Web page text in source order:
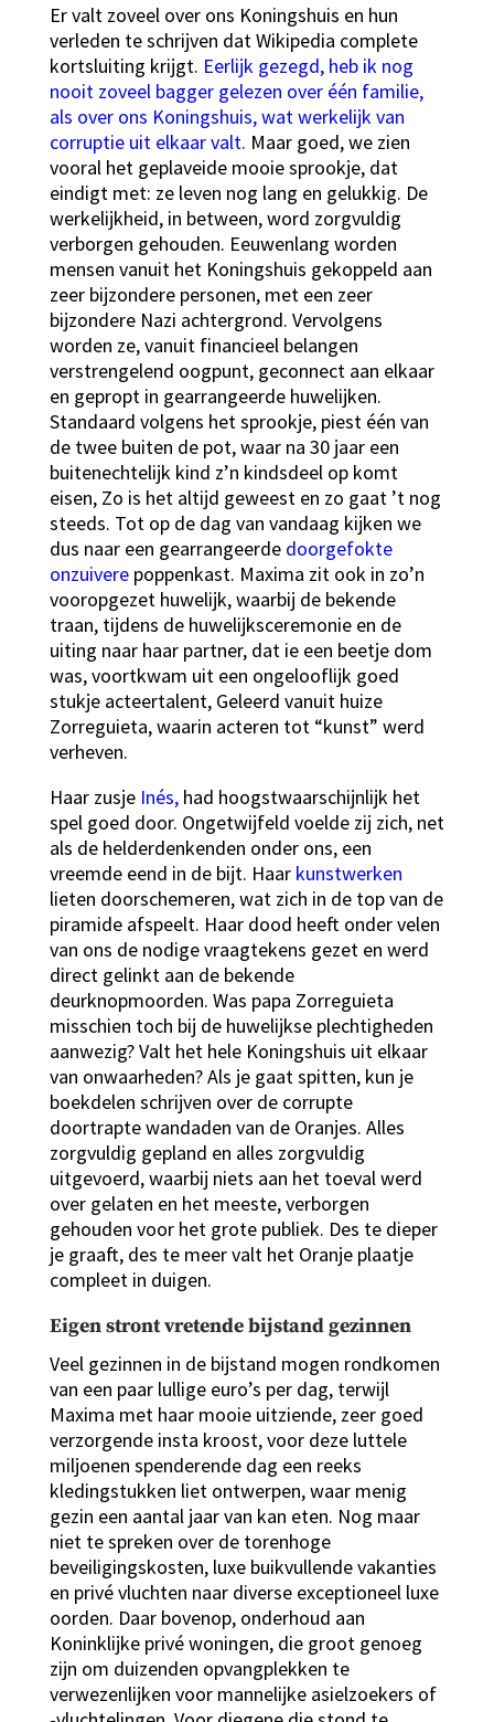
Er valt zoveel over ons Koningshuis en hun
verleden te schrijven dat Wikipedia complete
kortsluiting krijgt. Eerlijk gezegd, heb ik nog
nooit zoveel bagger gelezen over één familie,
als over ons Koningshuis, wat werkelijk van
corruptie uit elkaar valt. Maar goed, we zien
vooral het geplaveide mooie sprookje, dat
eindigt met: ze leven nog lang en gelukkig. De
werkelijkheid, in between, word zorgvuldig
verborgen gehouden. Eeuwenlang worden
mensen vanuit het Koningshuis gekoppeld aan
zeer bijzondere personen, met een zeer
bijzondere Nazi achtergrond. Vervolgens
worden ze, vanuit financieel belangen
verstrengelend oogpunt, geconnect aan elkaar
en gepropt in gearrangeerde huwelijken.
Standaard volgens het sprookje, piest één van
de twee buiten de pot, waar na 30 jaar een
buitenechtelijk kind z’n kindsdeel op komt
eisen, Zo is het altijd geweest en zo gaat ’t nog
steeds. Tot op de dag van vandaag kijken we
dus naar een gearrangeerde doorgefokte
onzuiverepoppenkast. Maxima zit ook in zo’n
vooropgezet huwelijk, waarbij de bekende
traan, tijdens de huwelijksceremonie en de
uiting naar haar partner, dat ie een beetje dom
was, voortkwam uit een ongelooflijk goed
stukje acteertalent, Geleerd vanuit huize
Zorreguieta, waarin acteren tot “kunst” werd
verheven.
Haar zusje Inés,had hoogstwaarschijnlijk het
spel goed door. Ongetwijfeld voelde zij zich, net
als de helderdenkenden onder ons, een
vreemde eend in de bijt. Haar kunstwerken
lieten doorschemeren, wat zich in de top van de
piramide afspeelt. Haar dood heeft onder velen
van ons de nodige vraagtekens gezet en werd
direct gelinkt aan de bekende
deurknopmoorden. Was papa Zorreguieta
misschien toch bij de huwelijkse plechtigheden
aanwezig? Valt het hele Koningshuis uit elkaar
van onwaarheden? Als je gaat spitten, kun je
boekdelen schrijven over de corrupte
doortrapte wandaden van de Oranjes. Alles
zorgvuldig gepland en alles zorgvuldig
uitgevoerd, waarbij niets aan het toeval werd
over gelaten en het meeste, verborgen
gehouden voor het grote publiek. Des te dieper
je graaft, des te meer valt het Oranje plaatje
compleet in duigen.
Eigen stront vretende bijstand gezinnen
Veel gezinnen in de bijstand mogen rondkomen
van een paar lullige euro’s per dag, terwijl
Maxima met haar mooie uitziende, zeer goed
verzorgende insta kroost, voor deze luttele
miljoenen spenderende dag een reeks
kledingstukken liet ontwerpen, waar menig
gezin een aantal jaar van kan eten. Nog maar
niet te spreken over de torenhoge
beveiligingskosten, luxe buikvullende vakanties
en privé vluchten naar diverse exceptioneel luxe
oorden. Daar bovenop, onderhoud aan
Koninklijke privé woningen, die groot genoeg
zijn om duizenden opvangplekken te
verwezenlijken voor mannelijke asielzoekers of